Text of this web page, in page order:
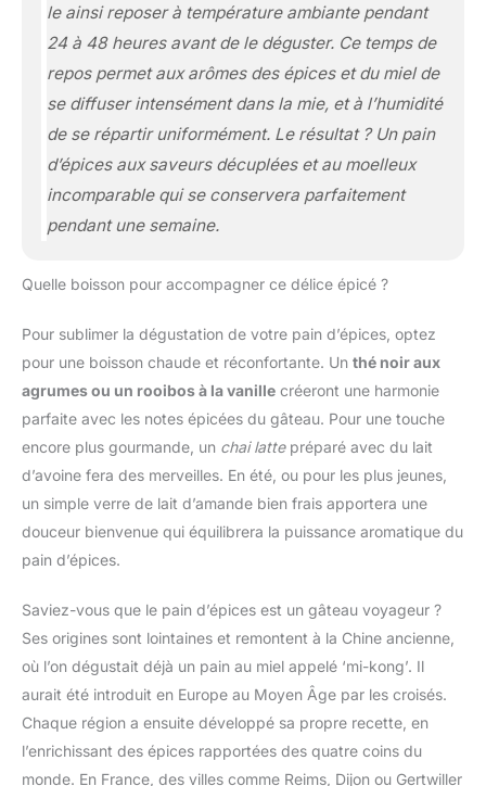
le ainsi reposer à température ambiante pendant
24 à 48 heures avant de le déguster. Ce temps de
repos permet aux arômes des épices et du miel de
se diffuser intensément dans la mie, et à l’humidité
de se répartir uniformément. Le résultat ? Un pain
d’épices aux saveurs décuplées et au moelleux
incomparable qui se conservera parfaitement
pendant une semaine.
Quelle boisson pour accompagner ce délice épicé ?
Pour sublimer la dégustation de votre pain d’épices, optez
pour une boisson chaude et réconfortante. Un thé noir aux
agrumes ou un rooibos à la vanille créeront une harmonie
parfaite avec les notes épicées du gâteau. Pour une touche
encore plus gourmande, un chai lattepréparé avec du lait
d’avoine fera des merveilles. En été, ou pour les plus jeunes,
un simple verre de lait d’amande bien frais apportera une
douceur bienvenue qui équilibrera la puissance aromatique du
pain d’épices.
Saviez-vous que le pain d’épices est un gâteau voyageur ?
Ses origines sont lointaines et remontent à la Chine ancienne,
où l’on dégustait déjà un pain au miel appelé ‘mi-kong’. Il
aurait été introduit en Europe au Moyen Âge par les croisés.
Chaque région a ensuite développé sa propre recette, en
l’enrichissant des épices rapportées des quatre coins du
monde. En France, des villes comme Reims, Dijon ou Gertwiller